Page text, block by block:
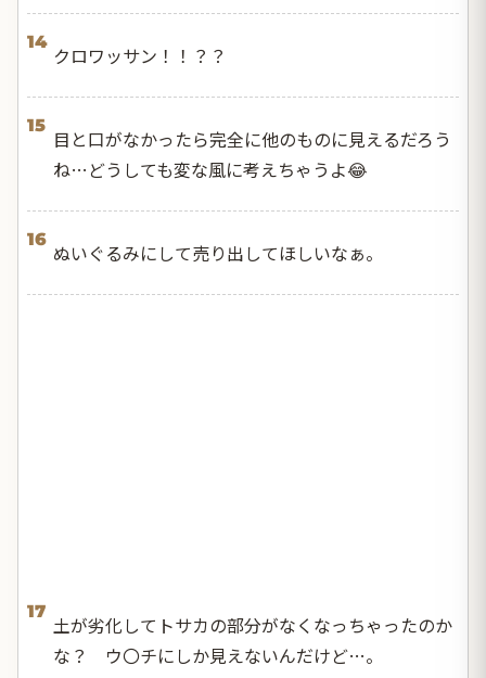
14
クロワッサン！！？？
15
目と口がなかったら完全に他のものに見えるだろう
ね…どうしても変な風に考えちゃうよ😂
16
ぬいぐるみにして売り出してほしいなぁ。
17
土が劣化してトサカの部分がなくなっちゃったのか
な？ ウ〇チにしか見えないんだけど…。